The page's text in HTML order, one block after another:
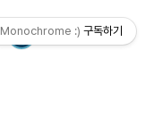
Monochrome :) 구독하기